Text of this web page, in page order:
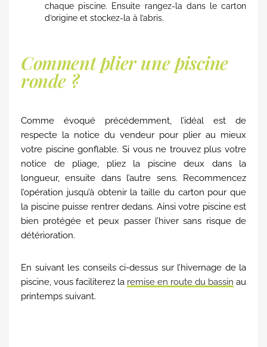
chaque piscine. Ensuite rangez-la dans le carton
d’origine et stockez-la à l’abris.
Comment plier une piscine
ronde ?
Comme évoqué précédemment, l’idéal est de
respecte la notice du vendeur pour plier au mieux
votre piscine gonflable. Si vous ne trouvez plus votre
notice de pliage, pliez la piscine deux dans la
longueur, ensuite dans l’autre sens. Recommencez
l’opération jusqu’à obtenir la taille du carton pour que
la piscine puisse rentrer dedans. Ainsi votre piscine est
bien protégée et peux passer l’hiver sans risque de
détérioration.
En suivant les conseils ci-dessus sur l’hivernage de la
piscine, vous faciliterez la remise en route du bassin au
printemps suivant.